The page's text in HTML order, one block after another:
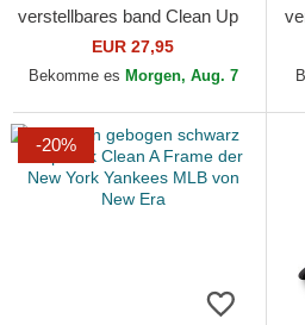
verstellbares band Clean Up
Base Runner Mini der New
York Yankees MLB von 47...
EUR 27,95
Bekomme es Morgen, Aug. 7
-20%